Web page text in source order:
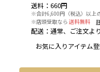
送料 ： 660円
※合計6,600円（税込）以上
※店頭受取なら 送料無料
配送 ：通常、ご注文よ
お気に入りアイテム